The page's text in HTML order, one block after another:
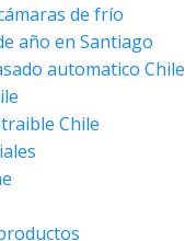
de frío
año en Santiago
automatico Chile
Chile